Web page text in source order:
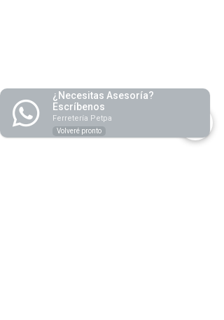
¿Necesitas Asesoría?
Escríbenos
Ferretería Petpa
Volveré pronto